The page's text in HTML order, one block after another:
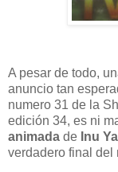
A pesar de todo,
anuncio tan
numero 31 de la
edición 34, es ni
animada de Inu
verdadero final del